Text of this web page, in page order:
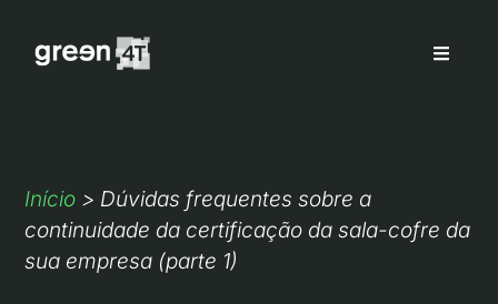
Início > Dúvidas frequentes sobre a
continuidade da certificação da sala-cofre da
sua empresa (parte 1)